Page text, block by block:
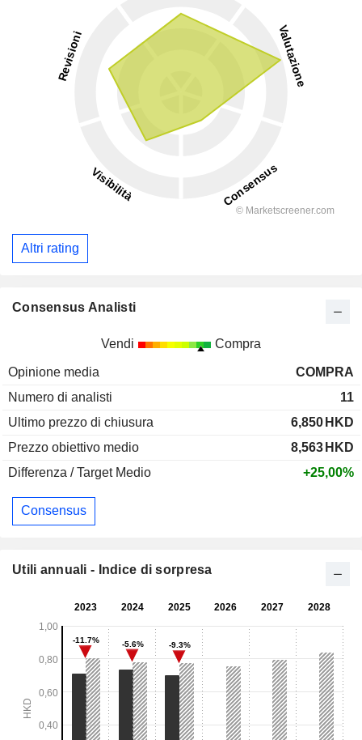
Altri rating
Consensus Analisti
Vendi Compra
Opinione media
COMPRA
Numero di analisti
11
Ultimo prezzo di chiusura
6,850 HKD
Prezzo obiettivo medio
8,563 HKD
Differenza / Target Medio
+25,00%
Consensus
Utili annuali - Indice di sorpresa